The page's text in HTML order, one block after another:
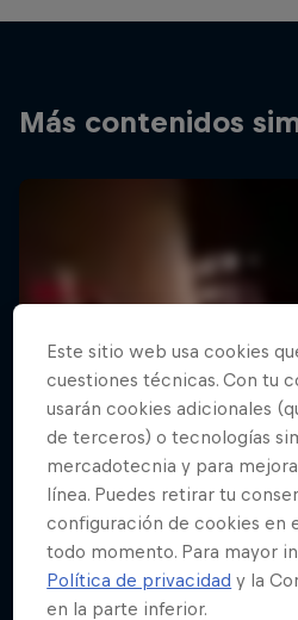
Más contenidos
Este sitio web usa cookies
cuestiones técnicas. Con tu
usarán cookies adicionales
de terceros) o tecnologías
mercadotecnia y para
línea. Puedes retirar tu
configuración de cookies en
todo momento. Para mayor
Política de privacidad y la
en la parte inferior.